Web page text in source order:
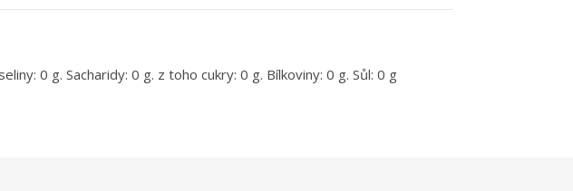
0 g. Sacharidy: 0 g. z toho cukry: 0 g. Bílkoviny: 0 g. Sůl: 0 g